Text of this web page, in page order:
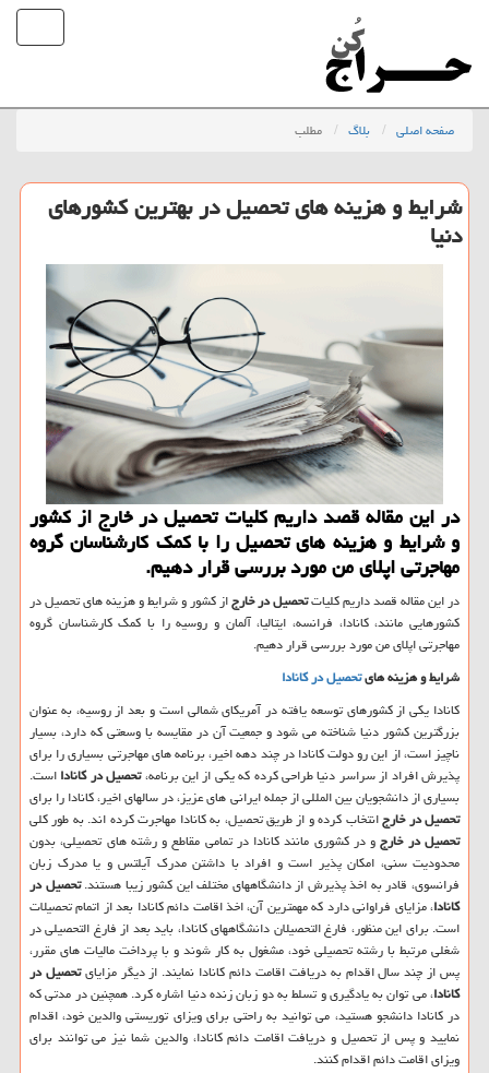
صفحه اصلی بلاگ مطلب
شرایط و هزینه های تحصیل در بهترین كشورهای
دنیا
در این مقاله قصد داریم كلیات تحصیل در خارج از كشور
و شرایط و هزینه های تحصیل را با كمك كارشناسان گروه
مهاجرتی اپلای من مورد بررسی قرار دهیم.
در این مقاله قصد داریم کلیاتتحصیل در خارجاز کشور و شرایط و هزینه های تحصیل در
کشورهایی مانند، کانادا، فرانسه، ایتالیا، آلمان و روسیه را با کمک کارشناسان گروه
مهاجرتی اپلای من مورد بررسی قرار دهیم.
شرایط و هزینه هایتحصیل در کانادا
کانادا یکی از کشورهای توسعه یافته در آمریکای شمالی است و بعد از روسیه، به عنوان
بزرگترین کشور دنیا شناخته می شود و جمعیت آن در مقایسه با وسعتی که دارد، بسیار
ناچیز است، از این رو دولت کانادا در چند دهه اخیر، برنامه های مهاجرتی بسیاری را برای
پذیرش افراد از سراسر دنیا طراحی کرده که یکی از این برنامه،تحصیل درکانادااست.
بسیاری از دانشجویان بین المللی از جمله ایرانی های عزیز، در سالهای اخیر، کانادا را برای
تحصیل درخارجانتخاب کرده و از طریق تحصیل، به کانادا مهاجرت کرده اند. به طور کلی
تحصیل در خارجو در کشوری مانند کانادا در تمامی مقاطع و رشته های تحصیلی، بدون
محدودیت سنی، امکان پذیر است و افراد با داشتن مدرک آیلتس و یا مدرک زبان
فرانسوی، قادر به اخذ پذیرش از دانشگاههای مختلف این کشور زیبا هستند.تحصیل در
کانادا، مزایای فراوانی دارد که مهمترین آن، اخذ اقامت دائم کانادا بعد از اتمام تحصیلات
است. برای این منظور، فارغ التحصیلان دانشگاههای کانادا، باید بعد از فارغ التحصیلی در
شغلی مرتبط با رشته تحصیلی خود، مشغول به کار شوند و با پرداخت مالیات های مقرر،
پس از چند سال اقدام به دریافت اقامت دائم کانادا نمایند. از دیگر مزایایتحصیل در
کانادا، می توان به یادگیری و تسلط به دو زبان زنده دنیا اشاره کرد. همچنین در مدتی که
در کانادا دانشجو هستید، می توانید به راحتی برای ویزای توریستی والدین خود، اقدام
نمایید و پس از تحصیل و دریافت اقامت دائم کانادا، والدین شما نیز می توانند برای
ویزای اقامت دائم اقدام کنند.